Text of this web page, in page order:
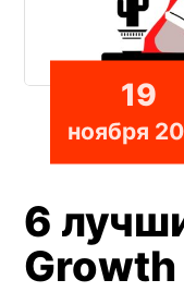
6
19
ноября